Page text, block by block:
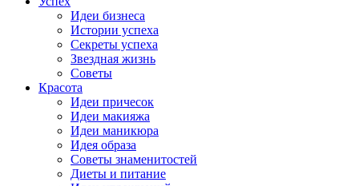
Идеи бизнеса
Истории успеха
Секреты успеха
Звездная жизнь
Советы
Красота
Идеи причесок
Идеи макияжа
Идеи маникюра
Идея образа
Советы знаменитостей
Диеты и питание